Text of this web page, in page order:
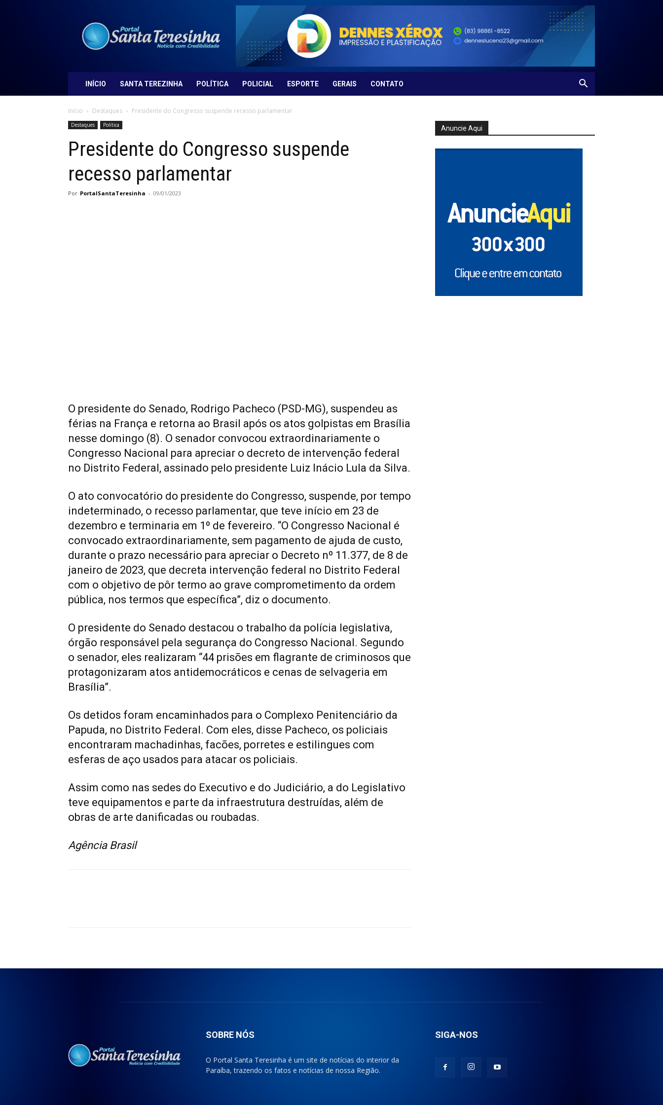
Santa
Teresinha
INÍCIO SANTA TEREZINHA POLÍTICA POLICIAL ESPORTE GERAIS CONTATO
Início Destaques Presidente do Congresso suspende recesso parlamentar
Destaques Política
Presidente do Congresso suspende
recesso parlamentar
Por PortalSantaTeresinha - 09/01/2023
O presidente do Senado, Rodrigo Pacheco (PSD-MG), suspendeu as
férias na França e retorna ao Brasil após os atos golpistas em Brasília
nesse domingo (8). O senador convocou extraordinariamente o
Congresso Nacional para apreciar o decreto de intervenção federal
no Distrito Federal, assinado pelo presidente Luiz Inácio Lula da Silva.
O ato convocatório do presidente do Congresso, suspende, por tempo
indeterminado, o recesso parlamentar, que teve início em 23 de
dezembro e terminaria em 1º de fevereiro. “O Congresso Nacional é
convocado extraordinariamente, sem pagamento de ajuda de custo,
durante o prazo necessário para apreciar o Decreto nº 11.377, de 8 de
janeiro de 2023, que decreta intervenção federal no Distrito Federal
com o objetivo de pôr termo ao grave comprometimento da ordem
pública, nos termos que específica”, diz o documento.
O presidente do Senado destacou o trabalho da polícia legislativa,
órgão responsável pela segurança do Congresso Nacional. Segundo
o senador, eles realizaram “44 prisões em flagrante de criminosos que
protagonizaram atos antidemocráticos e cenas de selvageria em
Brasília”.
Os detidos foram encaminhados para o Complexo Penitenciário da
Papuda, no Distrito Federal. Com eles, disse Pacheco, os policiais
encontraram machadinhas, facões, porretes e estilingues com
esferas de aço usados para atacar os policiais.
Assim como nas sedes do Executivo e do Judiciário, a do Legislativo
teve equipamentos e parte da infraestrutura destruídas, além de
obras de arte danificadas ou roubadas.
Agência Brasil
Anuncie Aqui
SOBRE NÓS
O Portal Santa Teresinha é um site de notícias do interior da
Paraíba, trazendo os fatos e notícias de nossa Região.
SIGA-NOS